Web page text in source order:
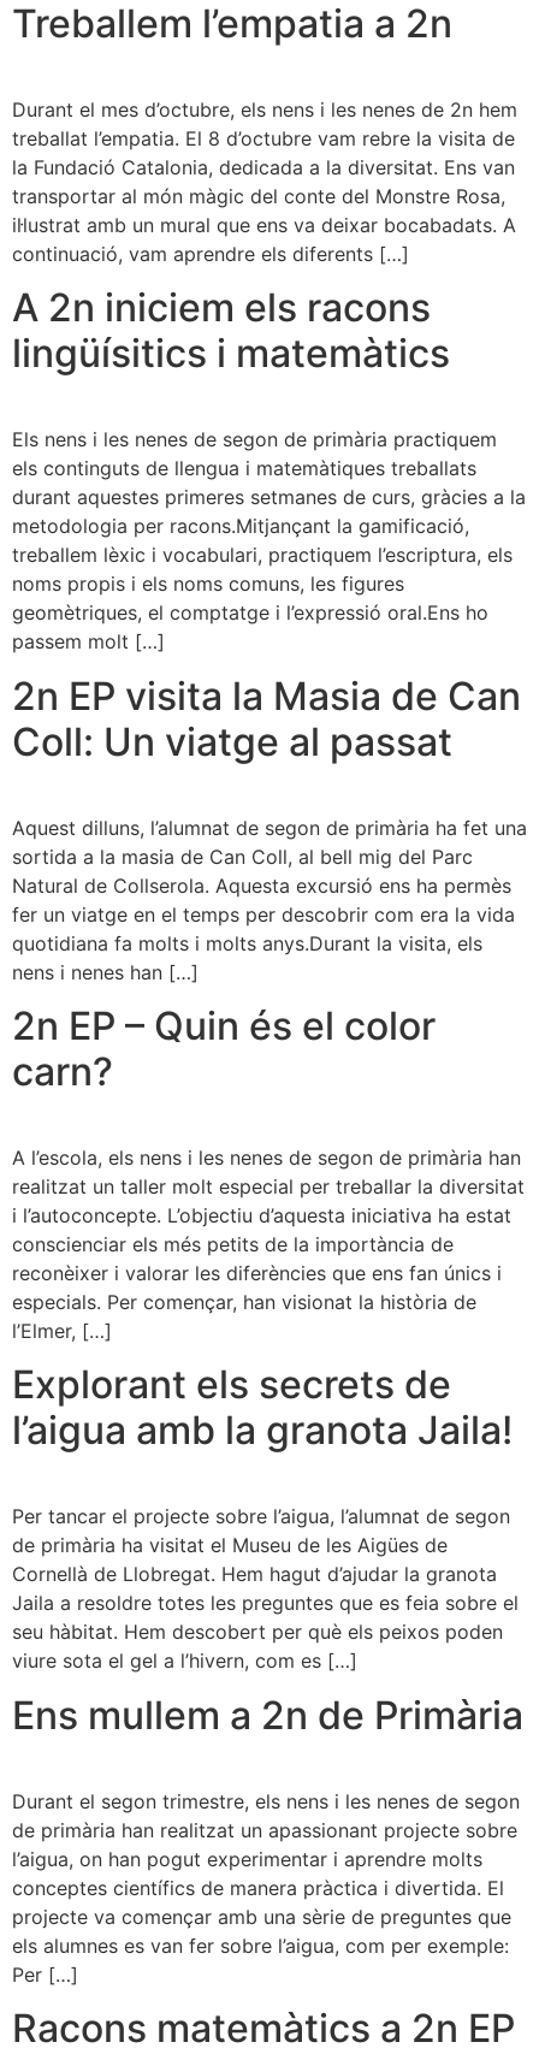
Treballem l’empatia a 2n
Durant el mes d’octubre, els nens i les nenes de 2n hem
treballat l’empatia. El 8 d’octubre vam rebre la visita de
la Fundació Catalonia, dedicada a la diversitat. Ens van
transportar al món màgic del conte del Monstre Rosa,
il·lustrat amb un mural que ens va deixar bocabadats. A
continuació, vam aprendre els diferents […]
A 2n iniciem els racons
lingüísitics i matemàtics
Els nens i les nenes de segon de primària practiquem
els continguts de llengua i matemàtiques treballats
durant aquestes primeres setmanes de curs, gràcies a la
metodologia per racons.Mitjançant la gamificació,
treballem lèxic i vocabulari, practiquem l’escriptura, els
noms propis i els noms comuns, les figures
geomètriques, el comptatge i l’expressió oral.Ens ho
passem molt […]
2n EP visita la Masia de Can
Coll: Un viatge al passat
Aquest dilluns, l’alumnat de segon de primària ha fet una
sortida a la masia de Can Coll, al bell mig del Parc
Natural de Collserola. Aquesta excursió ens ha permès
fer un viatge en el temps per descobrir com era la vida
quotidiana fa molts i molts anys.Durant la visita, els
nens i nenes han […]
2n EP – Quin és el color
carn?
A l’escola, els nens i les nenes de segon de primària han
realitzat un taller molt especial per treballar la diversitat
i l’autoconcepte. L’objectiu d’aquesta iniciativa ha estat
conscienciar els més petits de la importància de
reconèixer i valorar les diferències que ens fan únics i
especials. Per començar, han visionat la història de
l’Elmer, […]
Explorant els secrets de
l’aigua amb la granota Jaila!
Per tancar el projecte sobre l’aigua, l’alumnat de segon
de primària ha visitat el Museu de les Aigües de
Cornellà de Llobregat. Hem hagut d’ajudar la granota
Jaila a resoldre totes les preguntes que es feia sobre el
seu hàbitat. Hem descobert per què els peixos poden
viure sota el gel a l’hivern, com es […]
Ens mullem a 2n de Primària
Durant el segon trimestre, els nens i les nenes de segon
de primària han realitzat un apassionant projecte sobre
l’aigua, on han pogut experimentar i aprendre molts
conceptes científics de manera pràctica i divertida. El
projecte va començar amb una sèrie de preguntes que
els alumnes es van fer sobre l’aigua, com per exemple:
Per […]
Racons matemàtics a 2n EP